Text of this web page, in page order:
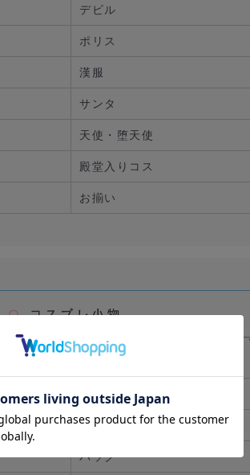
デビル
ポリス
漢服
サンタ
天使・堕天使
殿堂入りコス
お揃い
ストッキング・ソックス
シューズ
バッグ